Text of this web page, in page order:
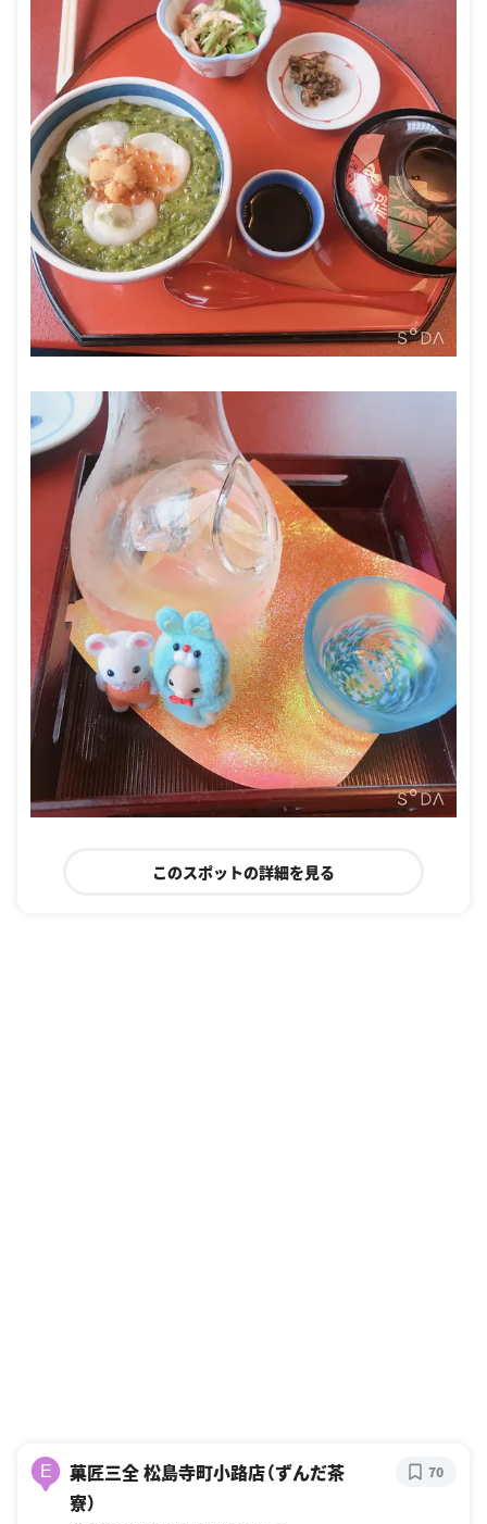
このスポットの詳細を見る
E
菓匠三全 松島寺町小路店（ずんだ茶
寮）
70